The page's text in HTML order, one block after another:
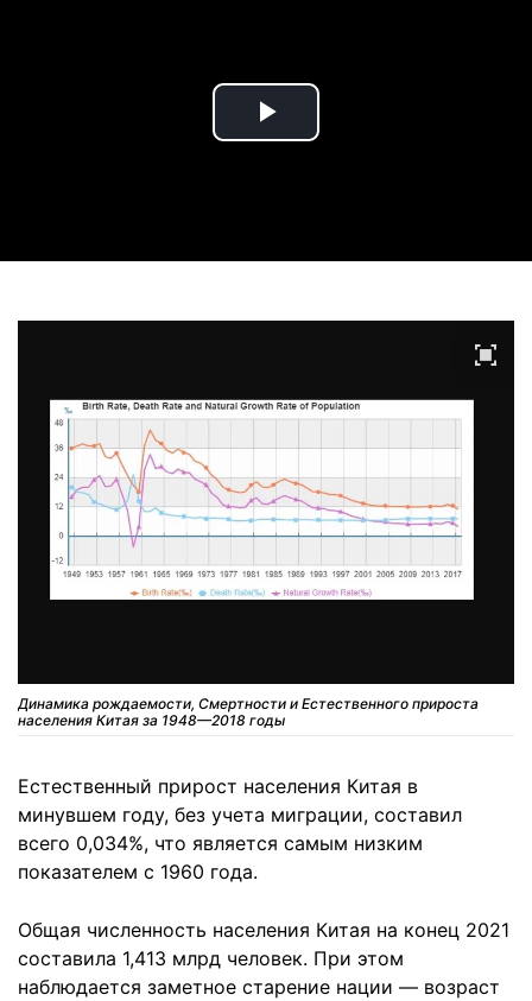
Play
Динамика рождаемости, Смертности и Естественного прироста
населения Китая за 1948—2018 годы
Естественный прирост населения Китая в
минувшем году, без учета миграции, составил
всего 0,034%, что является самым низким
показателем с 1960 года.
Общая численность населения Китая на конец 2021
составила 1,413 млрд человек. При этом
наблюдается заметное старение нации — возраст